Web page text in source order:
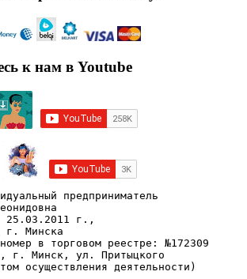
к нам в Youtube
предприниматель
25.03.2011 г.,
г. Минска
в торговом реестре: №172309
г. Минск, ул. Притыцкого
осуществления деятельности)